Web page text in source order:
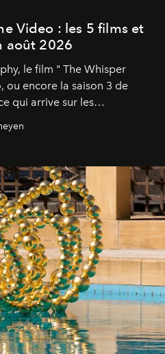
Video : les 5 films et
août 2026
le film " The Whisper
ou encore la saison 3 de
qui arrive sur les
août 2026.